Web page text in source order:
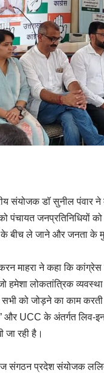
संयोजक डॉ सुनील पंवार
पंचायत
के बीच ले जाने और जनता के
माहरा ने कहा कि कांग्रेस
लोकतांत्रिक व्यवस्था
को जोड़ने का काम
और UCC के अंतर्गत
जा रही है।
संगठन प्रदेश संयोजक